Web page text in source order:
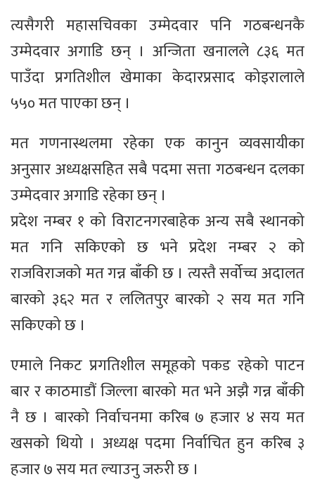
त्यसैगरी महासचिवका उम्मेदवार पनि गठबन्धनकै
उम्मेदवार अगाडि छन् । अन्जिता खनालले ८३६ मत
पाउँदा प्रगतिशील खेमाका केदारप्रसाद कोइरालाले
५५० मत पाएका छन् ।
मत गणनास्थलमा रहेका एक कानुन व्यवसायीका
अनुसार अध्यक्षसहित सबै पदमा सत्ता गठबन्धन दलका
उम्मेदवार अगाडि रहेका छन् ।
प्रदेश नम्बर १ को विराटनगरबाहेक अन्य सबै स्थानको
मत गनि सकिएको छ भने प्रदेश नम्बर २ को
राजविराजको मत गन्न बाँकी छ । त्यस्तै सर्वोच्च अदालत
बारको ३६२ मत र ललितपुर बारको २ सय मत गनि
सकिएको छ ।
एमाले निकट प्रगतिशील समूहको पकड रहेको पाटन
बार र काठमाडौं जिल्ला बारको मत भने अझै गन्न बाँकी
नै छ । बारको निर्वाचनमा करिब ७ हजार ४ सय मत
खसको थियो । अध्यक्ष पदमा निर्वाचित हुन करिब ३
हजार ७ सय मत ल्याउनु जरुरी छ ।